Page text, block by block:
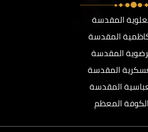
المقدسة
المقدسة
المقدسة
المقدسة
المقدسة
المعظم